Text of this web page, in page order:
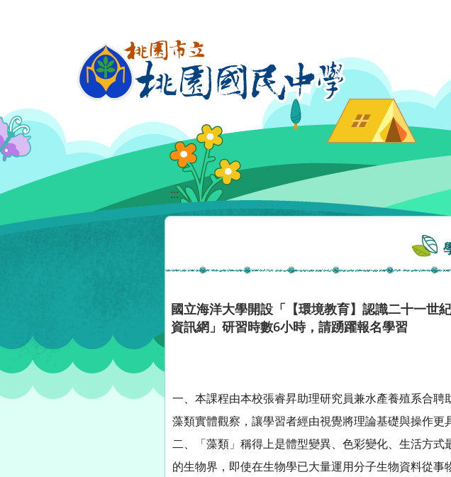
:::
國立海洋大學開設「【環境教育】認識二十一世
資訊網」研習時數6小時，請踴躍報名學習
一、本課程由本校張睿昇助理研究員兼水產養殖系合
藻類實體觀察，讓學習者經由視覺將理論基礎與操作更
二、「藻類」稱得上是體型變異、色彩變化、生活方
的生物界，即使在生物學已大量運用分子生物資料從